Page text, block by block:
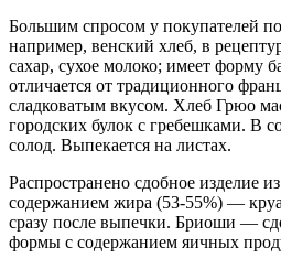
Большим спросом у покупателей
например, венский хлеб, в
сахар, сухое молоко; имеет форму
отличается от традиционного
сладковатым вкусом. Хлеб Грюо
городских булок с гребешками. В
солод. Выпекается на листах.
Распространено сдобное изделие
содержанием жира (53-55%) —
сразу после выпечки. Бриоши —
формы с содержанием яичных